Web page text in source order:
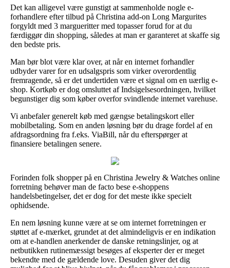
Det kan alligevel være gunstigt at sammenholde nogle e-
forhandlere efter tilbud på Christina add-on Long Margurites
forgyldt med 3 margueritter med topasser forud for at du
færdiggør din shopping, således at man er garanteret at skaffe sig
den bedste pris.
Man bør blot være klar over, at når en internet forhandler
udbyder varer for en udsalgspris som virker overordentlig
fremragende, så er det undertiden være et signal om en uærlig e-
shop. Kortkøb er dog omsluttet af Indsigelsesordningen, hvilket
begunstiger dig som køber overfor svindlende internet varehuse.
Vi anbefaler generelt køb med gængse betalingskort eller
mobilbetaling. Som en anden løsning bør du drage fordel af en
afdragsordning fra f.eks. ViaBill, når du efterspørger at
finansiere betalingen senere.
Forinden folk shopper på en Christina Jewelry & Watches online
forretning behøver man de facto bese e-shoppens
handelsbetingelser, det er dog for det meste ikke specielt
ophidsende.
En nem løsning kunne være at se om internet forretningen er
støttet af e-mærket, grundet at det almindeligvis er en indikation
om at e-handlen anerkender de danske retningslinjer, og at
netbutikken rutinemæssigt besøges af eksperter der er meget
bekendte med de gældende love. Desuden giver det dig